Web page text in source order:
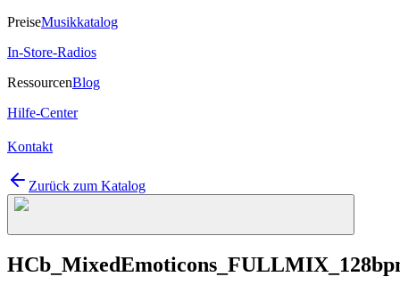
PreiseMusikkatalog
In-Store-Radios
RessourcenBlog
Hilfe-Center
Kontakt
Zurück zum Katalog